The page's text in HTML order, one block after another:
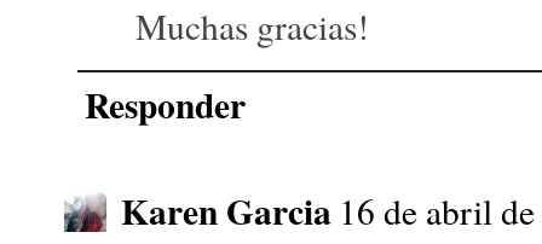
Muchas gracias!
Responder
Karen Garcia 16 de abril